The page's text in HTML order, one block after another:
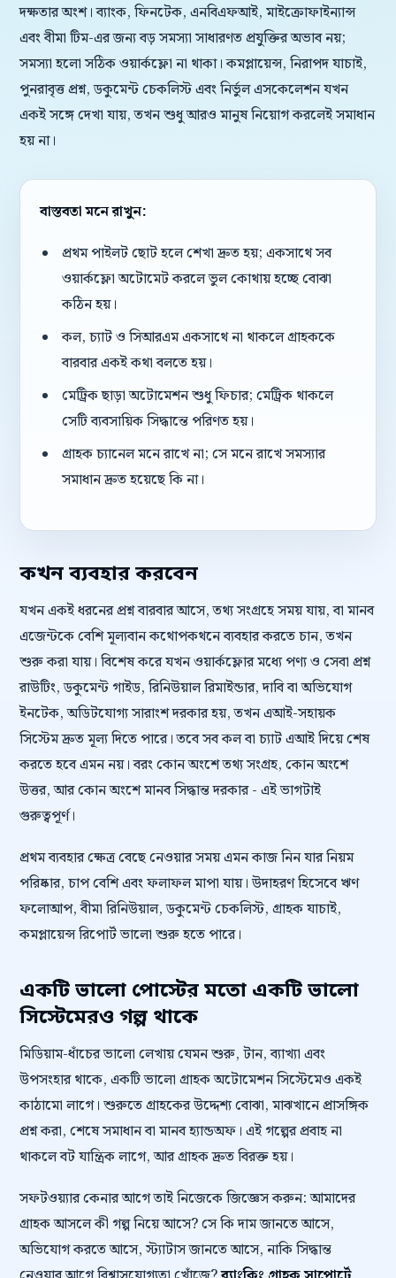
দক্ষতার অংশ। ব্যাংক, ফিনটেক, এনবিএফআই, মাইক্রোফাইন্যান্স
এবং বীমা টিম-এর জন্য বড় সমস্যা সাধারণত প্রযুক্তির অভাব নয়;
সমস্যা হলো সঠিক ওয়ার্কফ্লো না থাকা। কমপ্লায়েন্স, নিরাপদ যাচাই,
পুনরাবৃত্ত প্রশ্ন, ডকুমেন্ট চেকলিস্ট এবং নির্ভুল এসকেলেশন যখন
একই সঙ্গে দেখা যায়, তখন শুধু আরও মানুষ নিয়োগ করলেই সমাধান
হয় না।
বাস্তবতা মনে রাখুন:
প্রথম পাইলট ছোট হলে শেখা দ্রুত হয়; একসাথে সব
ওয়ার্কফ্লো অটোমেট করলে ভুল কোথায় হচ্ছে বোঝা
কঠিন হয়।
কল, চ্যাট ও সিআরএম একসাথে না থাকলে গ্রাহককে
বারবার একই কথা বলতে হয়।
মেট্রিক ছাড়া অটোমেশন শুধু ফিচার; মেট্রিক থাকলে
সেটি ব্যবসায়িক সিদ্ধান্তে পরিণত হয়।
গ্রাহক চ্যানেল মনে রাখে না; সে মনে রাখে সমস্যার
সমাধান দ্রুত হয়েছে কি না।
কখন ব্যবহার করবেন
যখন একই ধরনের প্রশ্ন বারবার আসে, তথ্য সংগ্রহে সময় যায়, বা মানব
এজেন্টকে বেশি মূল্যবান কথোপকথনে ব্যবহার করতে চান, তখন
শুরু করা যায়। বিশেষ করে যখন ওয়ার্কফ্লোর মধ্যে পণ্য ও সেবা প্রশ্ন
রাউটিং, ডকুমেন্ট গাইড, রিনিউয়াল রিমাইন্ডার, দাবি বা অভিযোগ
ইনটেক, অডিটযোগ্য সারাংশ দরকার হয়, তখন এআই-সহায়ক
সিস্টেম দ্রুত মূল্য দিতে পারে। তবে সব কল বা চ্যাট এআই দিয়ে শেষ
করতে হবে এমন নয়। বরং কোন অংশে তথ্য সংগ্রহ, কোন অংশে
উত্তর, আর কোন অংশে মানব সিদ্ধান্ত দরকার - এই ভাগটাই
গুরুত্বপূর্ণ।
প্রথম ব্যবহার ক্ষেত্র বেছে নেওয়ার সময় এমন কাজ নিন যার নিয়ম
পরিষ্কার, চাপ বেশি এবং ফলাফল মাপা যায়। উদাহরণ হিসেবে ঋণ
ফলোআপ, বীমা রিনিউয়াল, ডকুমেন্ট চেকলিস্ট, গ্রাহক যাচাই,
কমপ্লায়েন্স রিপোর্ট ভালো শুরু হতে পারে।
একটি ভালো পোস্টের মতো একটি ভালো
সিস্টেমেরও গল্প থাকে
মিডিয়াম-ধাঁচের ভালো লেখায় যেমন শুরু, টান, ব্যাখ্যা এবং
উপসংহার থাকে, একটি ভালো গ্রাহক অটোমেশন সিস্টেমেও একই
কাঠামো লাগে। শুরুতে গ্রাহকের উদ্দেশ্য বোঝা, মাঝখানে প্রাসঙ্গিক
প্রশ্ন করা, শেষে সমাধান বা মানব হ্যান্ডঅফ। এই গল্পের প্রবাহ না
থাকলে বট যান্ত্রিক লাগে, আর গ্রাহক দ্রুত বিরক্ত হয়।
সফটওয়্যার কেনার আগে তাই নিজেকে জিজ্ঞেস করুন: আমাদের
গ্রাহক আসলে কী গল্প নিয়ে আসে? সে কি দাম জানতে আসে,
অভিযোগ করতে আসে, স্ট্যাটাস জানতে আসে, নাকি সিদ্ধান্ত